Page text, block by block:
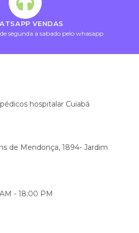
VENDAS
segunda a sabado pelo whasapp
hospitalar Cuiabá
de Mendonça, 1894- Jardim
- 18:00 PM